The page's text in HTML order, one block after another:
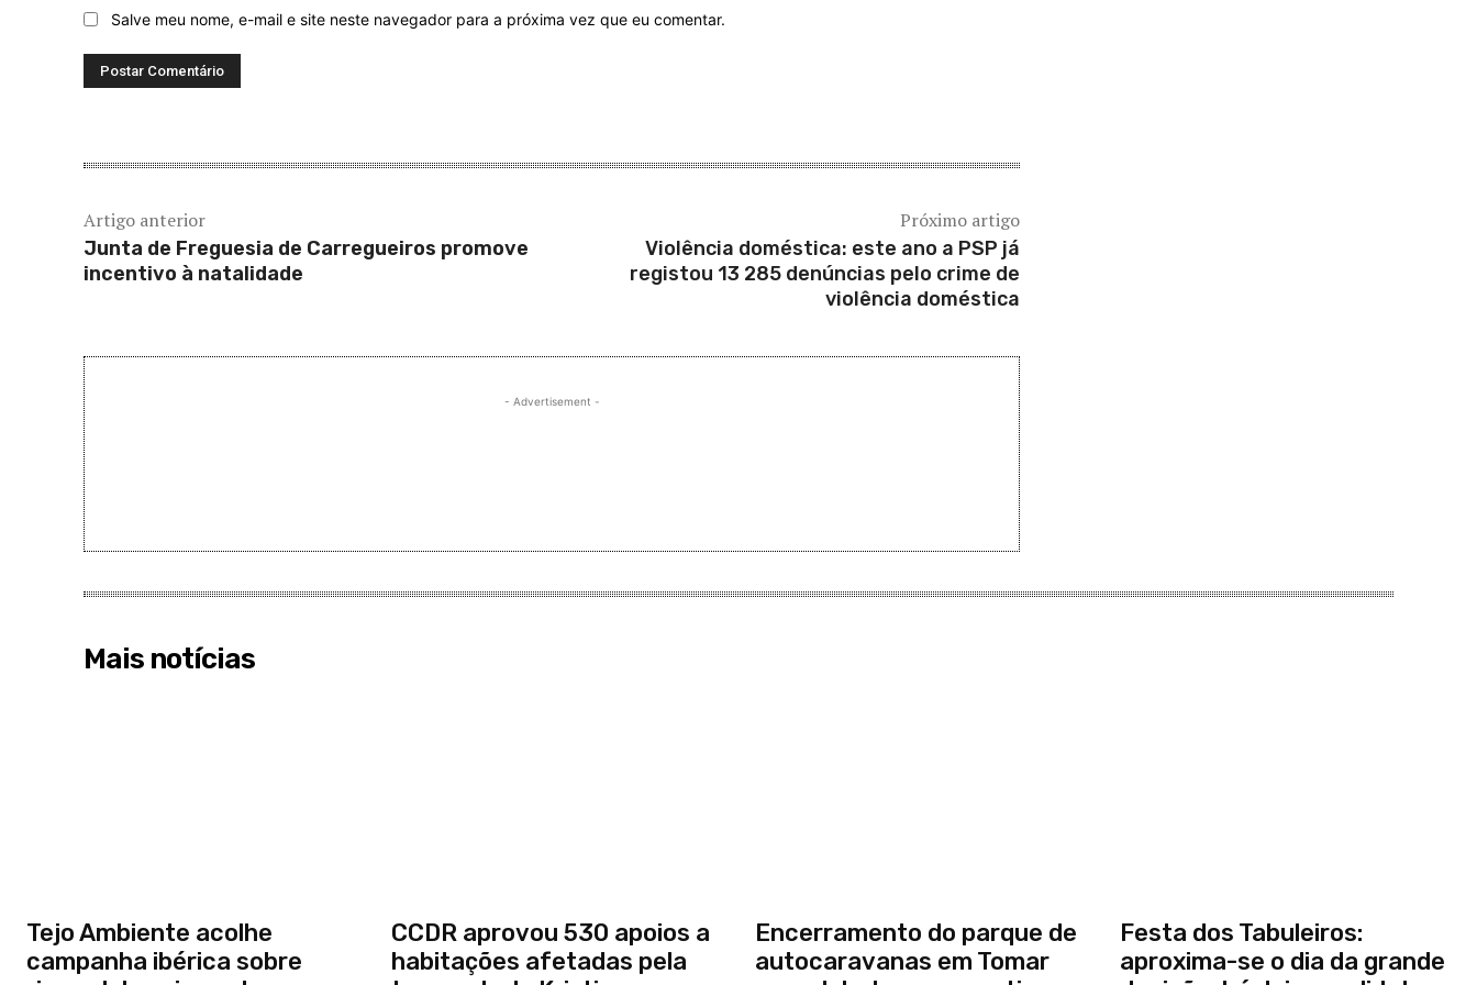
Salve meu nome, e-mail e site neste navegador para a próxima vez que eu comentar.
Artigo anterior
Junta de Freguesia de Carregueiros promove
incentivo à natalidade
Próximo artigo
Violência doméstica: este ano a PSP já
registou 13 285 denúncias pelo crime de
violência doméstica
- Advertisement -
Mais notícias
Tejo Ambiente acolhe
campanha ibérica sobre
CCDR aprovou 530 apoios a
habitações afetadas pela
Encerramento do parque de
autocaravanas em Tomar
Festa dos Tabuleiros:
aproxima-se o dia da grande